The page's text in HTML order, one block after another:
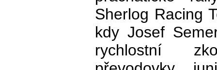
Sherlog Racing
kdy Josef
rychlostní